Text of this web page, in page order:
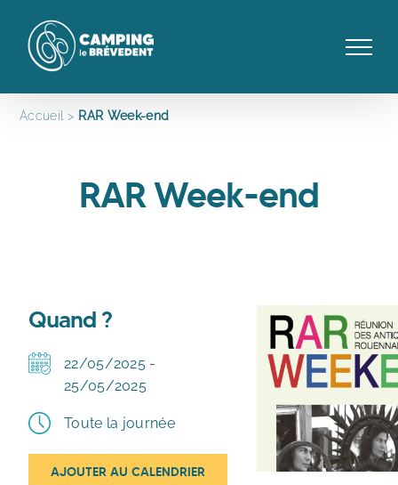
contenu
Accueil RAR Week-end
RAR Week-end
Quand ?
22/05/2025 -
25/05/2025
Toute la journée
AJOUTER AU CALENDRIER